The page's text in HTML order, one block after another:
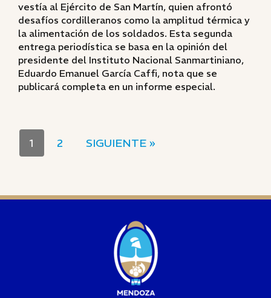
vestía al Ejército de San Martín, quien afrontó
desafíos cordilleranos como la amplitud térmica y
la alimentación de los soldados. Esta segunda
entrega periodística se basa en la opinión del
presidente del Instituto Nacional Sanmartiniano,
Eduardo Emanuel García Caffi, nota que se
publicará completa en un informe especial.
1 2 SIGUIENTE »